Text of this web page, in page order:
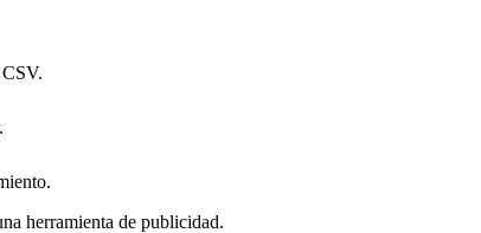
herramienta de publicidad.